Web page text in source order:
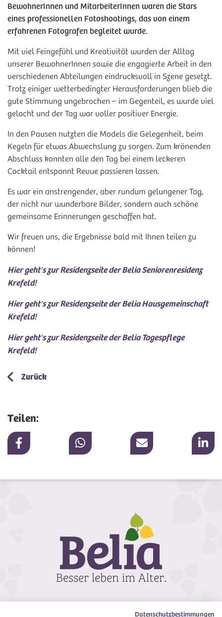
BewohnerInnen und MitarbeiterInnen waren die Stars
eines professionellen Fotoshootings, das von einem
erfahrenen Fotografen begleitet wurde.
Mit viel Feingefühl und Kreativität wurden der Alltag
unserer BewohnerInnen sowie die engagierte Arbeit in den
verschiedenen Abteilungen eindrucksvoll in Szene gesetzt.
Trotz einiger wetterbedingter Herausforderungen blieb die
gute Stimmung ungebrochen – im Gegenteil, es wurde viel
gelacht und der Tag war voller positiver Energie.
In den Pausen nutzten die Models die Gelegenheit, beim
Kegeln für etwas Abwechslung zu sorgen. Zum krönenden
Abschluss konnten alle den Tag bei einem leckeren
Cocktail entspannt Revue passieren lassen.
Es war ein anstrengender, aber rundum gelungener Tag,
der nicht nur wunderbare Bilder, sondern auch schöne
gemeinsame Erinnerungen geschaffen hat.
Wir freuen uns, die Ergebnisse bald mit Ihnen teilen zu
können!
Hier geht's zur Residenzseite der Belia Seniorenresidenz
Krefeld!
Hier geht's zur Residenzseite der Belia Hausgemeinschaft
Krefeld!
Hier geht's zur Residenzseite der Belia Tagespflege
Krefeld!
Zurück
Teilen:
Datenschutzbestimmungen